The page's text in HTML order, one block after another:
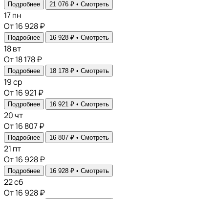
Подробнее 21 076 ₽ • Смотреть
17пн
От 16 928 ₽
Подробнее 16 928 ₽ • Смотреть
18вт
От 18 178 ₽
Подробнее 18 178 ₽ • Смотреть
19ср
От 16 921 ₽
Подробнее 16 921 ₽ • Смотреть
20чт
От 16 807 ₽
Подробнее 16 807 ₽ • Смотреть
21 пт
От 16 928 ₽
Подробнее 16 928 ₽ • Смотреть
22сб
От 16 928 ₽